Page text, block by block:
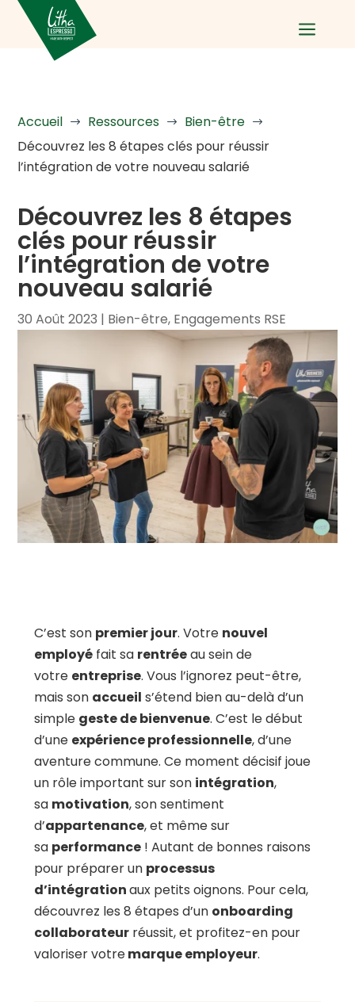
a
Accueil $ Ressources $ Bien-être $
Découvrez les 8 étapes clés pour réussir
l’intégration de votre nouveau salarié
Découvrez les 8 étapes
clés pour réussir
l’intégration de votre
nouveau salarié
30 Août 2023 | Bien-être, Engagements RSE
C’est son premier jour. Votre nouvel
employéfait sa rentréeau sein de
votre entreprise. Vous l’ignorez peut-être,
mais son accueil s’étend bien au-delà d’un
simple geste de bienvenue. C’est le début
d’une expérience professionnelle, d’une
aventure commune. Ce moment décisif joue
un rôle important sur son intégration,
sa motivation, sonsentiment
d’appartenance, et même sur
sa performance ! Autant de bonnes raisons
pour préparer un processus
d’intégrationaux petits oignons. Pour cela,
découvrez les 8 étapes d’un onboarding
collaborateur réussit,et profitez-en pour
valoriser votremarque employeur.